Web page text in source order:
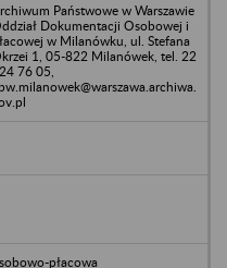
Państwowe w Warszawie
Dokumentacji Osobowej i
w Milanówku, ul. Stefana
1, 05-822 Milanówek, tel. 22
76 05,
płacowa